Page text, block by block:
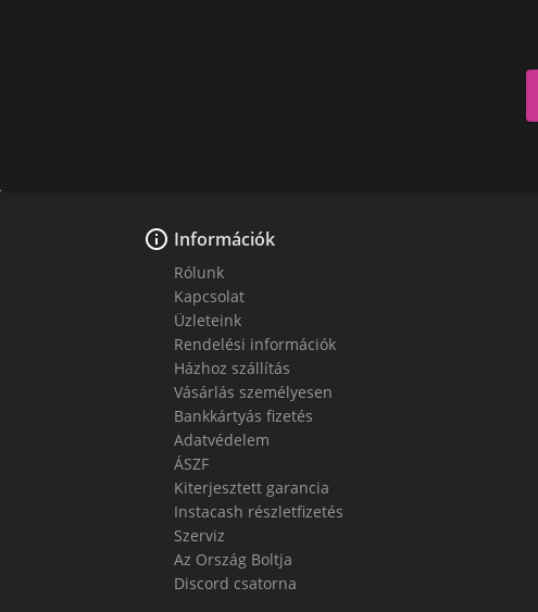
 Információk
Rólunk
Kapcsolat
Üzleteink
Rendelési információk
Házhoz szállítás
Vásárlás személyesen
Bankkártyás fizetés
Adatvédelem
ÁSZF
Kiterjesztett garancia
Instacash részletfizetés
Szerviz
Az Ország Boltja
Discord csatorna